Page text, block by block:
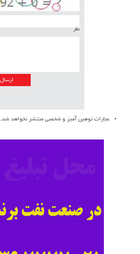
نظر
عبارات توهین آمیز و شخصی منتشر نخواهد شد.